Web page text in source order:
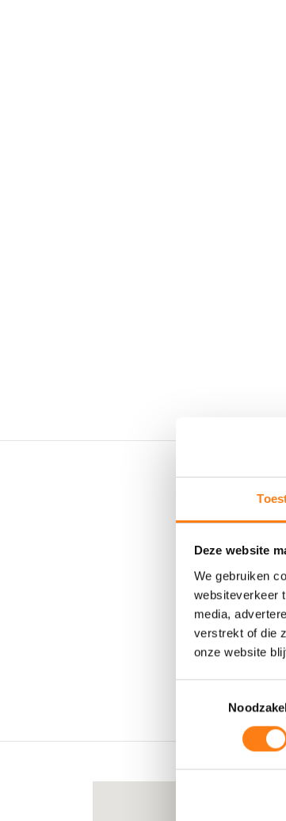
Deze website
We gebruiken
websiteverkeer
media,
verstrekt of die
onze website
e
Het